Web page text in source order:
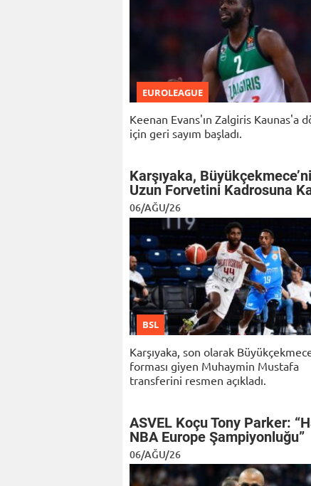
EUROLEAGUE
Keenan Evans'ın Zalgiris Kaunas'a
için geri sayım başladı.
Karşıyaka,
Uzun Forvetini Kadrosuna
06/AĞU/26
BSL
Karşıyaka, son olarak
forması giyen Muhaymin Mustafa
transferini resmen açıkladı.
ASVEL Koçu Tony Parker:
NBA Europe Şampiyonluğu”
06/AĞU/26